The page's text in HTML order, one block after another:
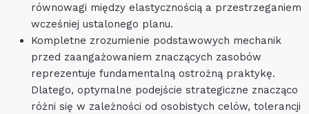
równowagi między elastycznością a przestrzeganiem
wcześniej ustalonego planu.
Kompletne zrozumienie podstawowych mechanik
przed zaangażowaniem znaczących zasobów
reprezentuje fundamentalną ostrożną praktykę.
Dlatego, optymalne podejście strategiczne znacząco
różni się w zależności od osobistych celów, tolerancji